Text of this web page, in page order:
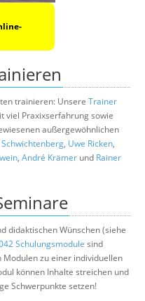
trainieren: Unsere Trainer
viel Praxixserfahrung sowie
außergewöhnlichen
, Uwe Ricken,
, André Krämer und Rainer
didaktischen Wünschen (siehe
Schulungsmodule sind
zu einer individuellen
können Inhalte streichen und
Schwerpunkte setzen!